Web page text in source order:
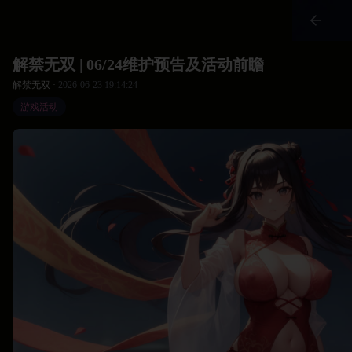
解禁无双 | 06/24维护预告及活动前瞻
解禁无双 · 2026-06-23 19:14:24
游戏活动